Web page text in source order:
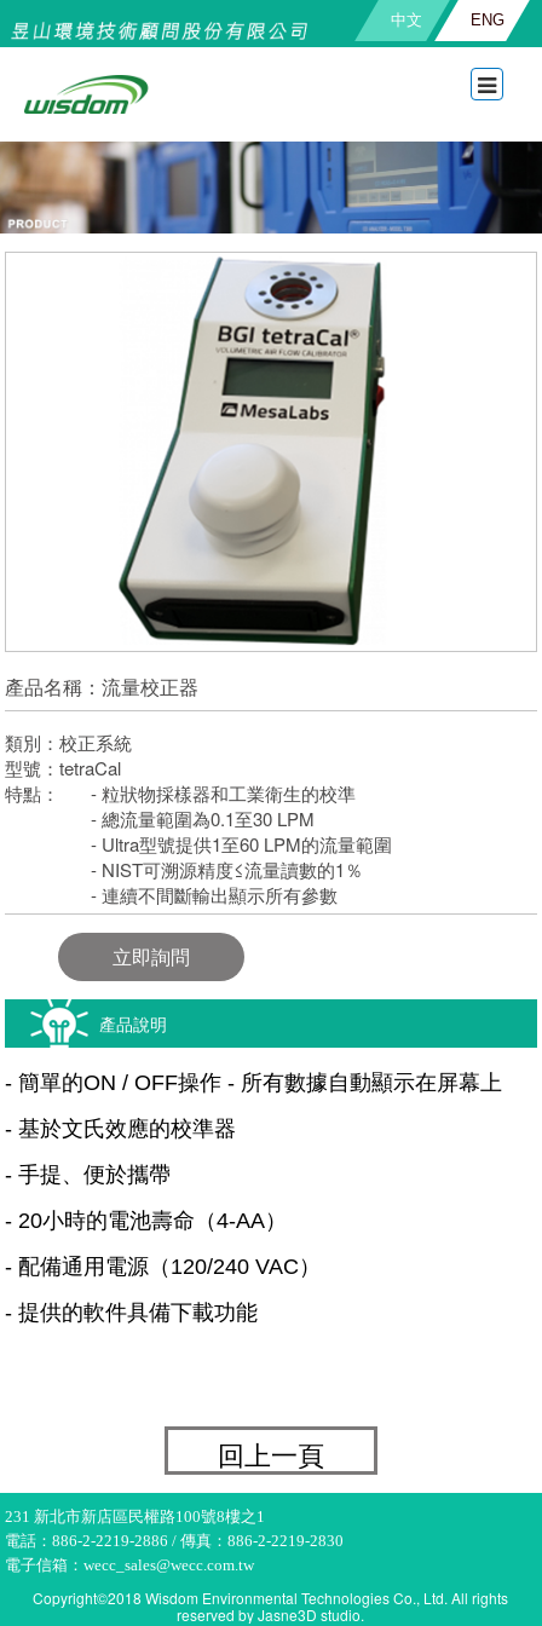
中文 ENG
產品名稱：流量校正器
類別：校正系統
型號：tetraCal
特點：
- 粒狀物採樣器和工業衛生的校準
- 總流量範圍為0.1至30 LPM
- Ultra型號提供1至60 LPM的流量範圍
- NIST可溯源精度≤流量讀數的1％
- 連續不間斷輸出顯示所有參數
立即詢問
產品說明
- 簡單的ON / OFF操作 - 所有數據自動顯示在屏幕上
- 基於文氏效應的校準器
- 手提、便於攜帶
- 20小時的電池壽命（4-AA）
- 配備通用電源（120/240 VAC）
- 提供的軟件具備下載功能
回上一頁
231 新北市新店區民權路100號8樓之1
電話：886-2-2219-2886 / 傳真：886-2-2219-2830
電子信箱：wecc_sales@wecc.com.tw
Copyright©2018 Wisdom Environmental Technologies Co., Ltd. All rights
reserved byJasne3D studio.